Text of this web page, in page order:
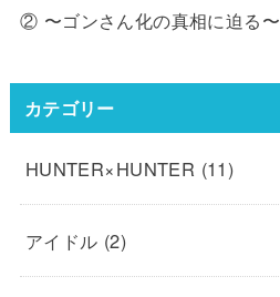
② 〜ゴンさん化の真相に迫る〜
カテゴリー
HUNTER×HUNTER (11)
アイドル (2)